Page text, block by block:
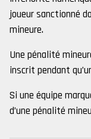
joueur sanctionné
mineure.
Une pénalité
inscrit pendant
Si une équipe
d’une pénalité